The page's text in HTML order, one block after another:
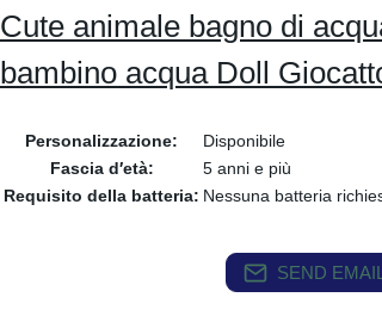
Cute animale bagno di
bambino acqua Doll
Personalizzazione:
Disponibile
Fascia d′età:
5 anni e più
Requisito della batteria: Nessuna batteria
SEND